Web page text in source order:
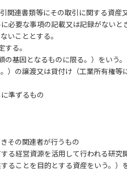
連書類等にその取引に関する資
要な事項の記載又は記録がない
いこととする。
る。
基因となるものに限る。）をいう。
の譲渡又は貸付け（工業所有権
準ずるもの
その関連者が行うもの
る経営資源を活用して行われる研
ることを目的とする資産をいう。